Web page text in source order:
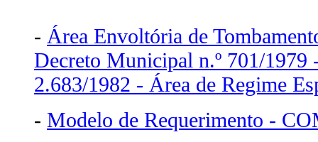
- Área Envoltória de
Decreto Municipal n.º 701/
2.683/1982 - Área de Regime
- Modelo de Requerimento -